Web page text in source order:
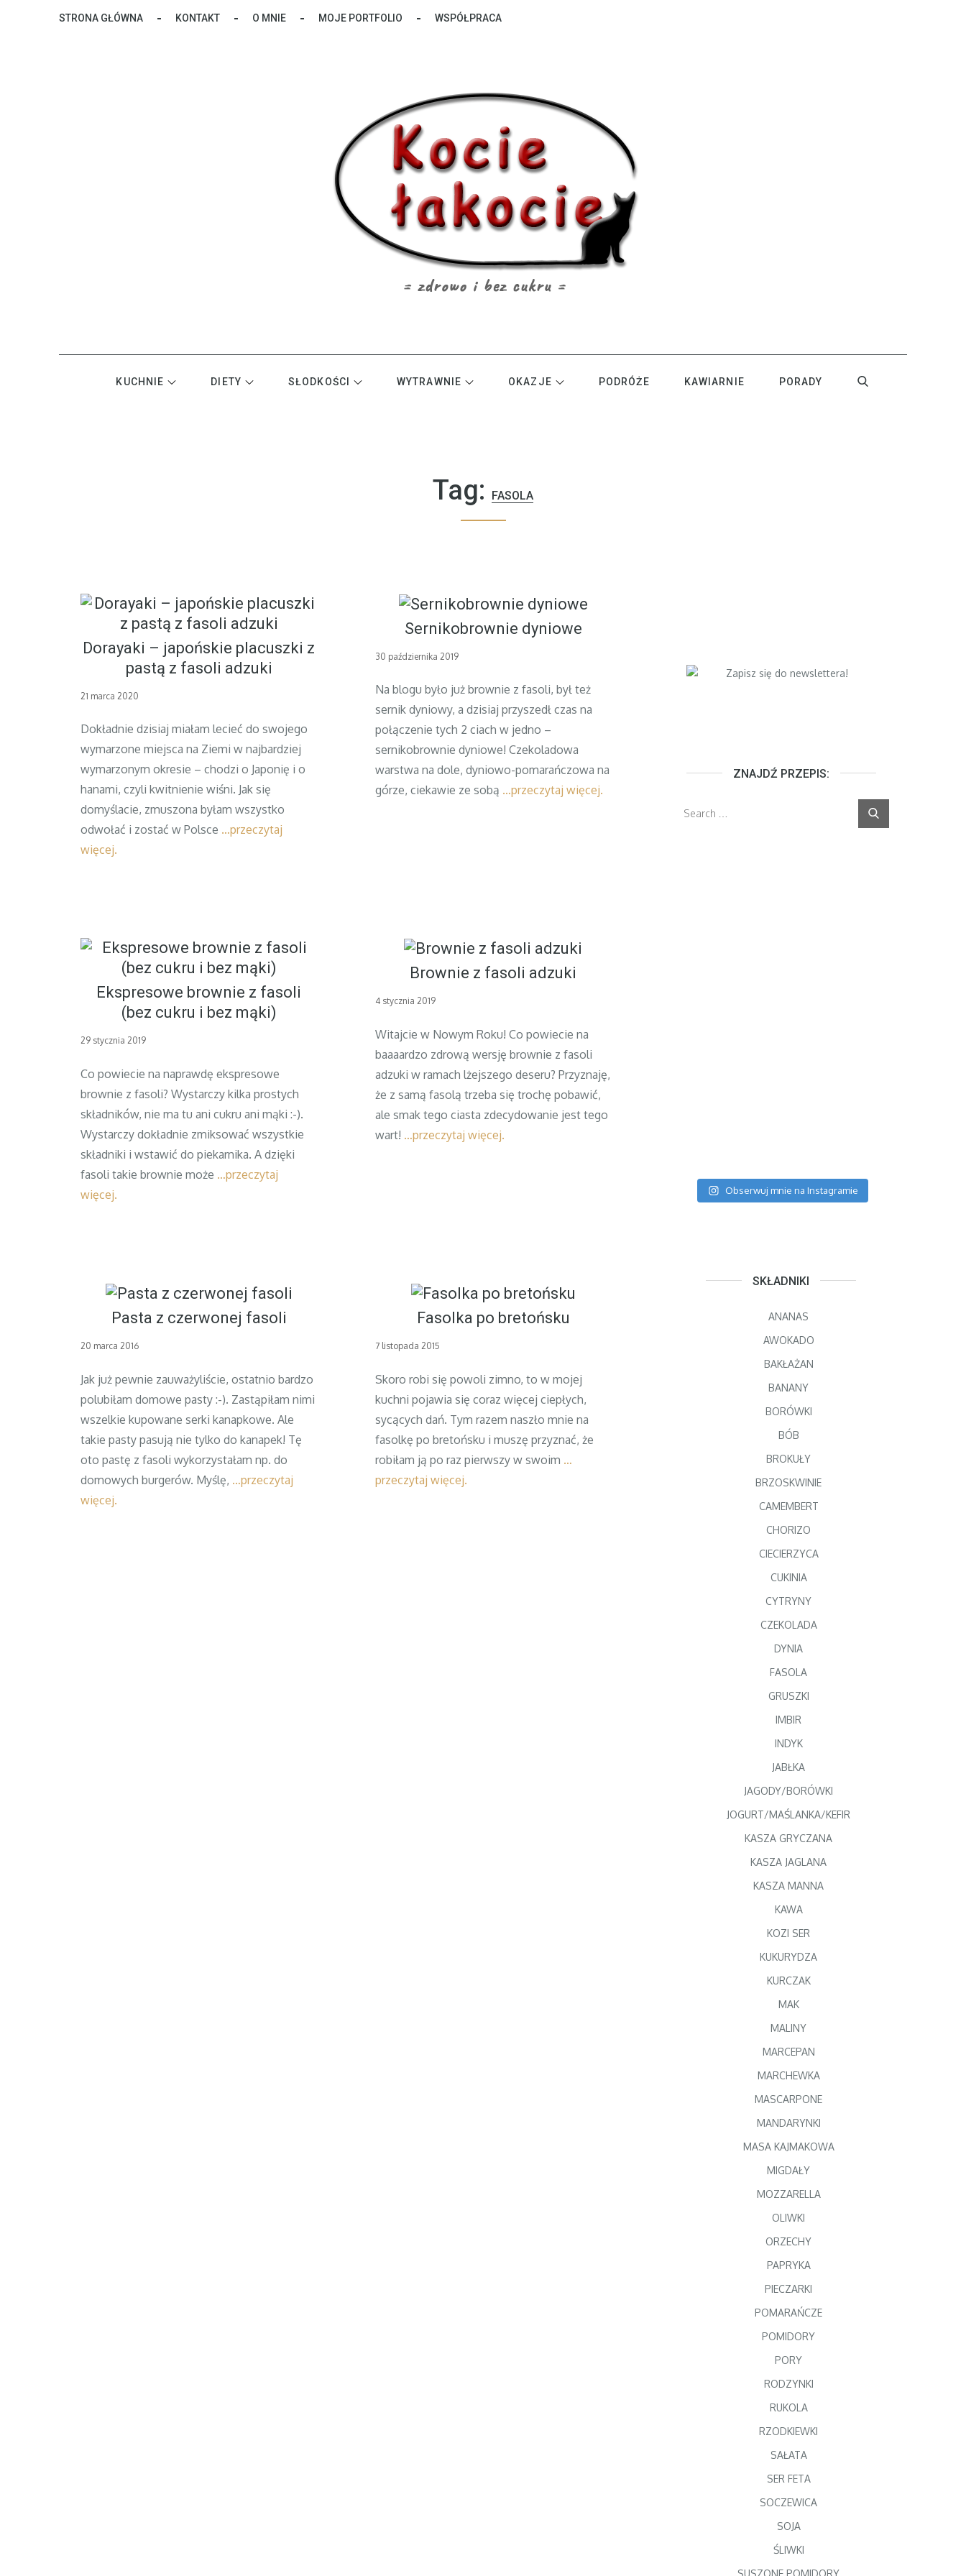
STRONA GŁÓWNA KONTAKT O MNIE MOJE PORTFOLIO WSPÓŁPRACA
KUCHNIE DIETY SŁODKOŚCI WYTRAWNIE OKAZJE PODRÓŻE KAWIARNIE PORADY
Tag: FASOLA
Dorayaki – japońskie placuszki z
pastą z fasoli adzuki
Posted
21 marca 2020
Dokładnie dzisiaj miałam lecieć do swojego
wymarzone miejsca na Ziemi w najbardziej
wymarzonym okresie – chodzi o Japonię i o
hanami, czyli kwitnienie wiśni. Jak się
domyślacie, zmuszona byłam wszystko
odwołać i zostać w Polsce …przeczytaj
więcej.
Sernikobrownie dyniowe
Posted
30 października 2019
Na blogu było już brownie z fasoli, był też
sernik dyniowy, a dzisiaj przyszedł czas na
połączenie tych 2 ciach w jedno –
sernikobrownie dyniowe! Czekoladowa
warstwa na dole, dyniowo-pomarańczowa na
górze, ciekawie ze sobą …przeczytaj więcej.
Ekspresowe brownie z fasoli
(bez cukru i bez mąki)
Posted
29 stycznia 2019
Co powiecie na naprawdę ekspresowe
brownie z fasoli? Wystarczy kilka prostych
składników, nie ma tu ani cukru ani mąki :-).
Wystarczy dokładnie zmiksować wszystkie
składniki i wstawić do piekarnika. A dzięki
fasoli takie brownie może …przeczytaj
więcej.
Brownie z fasoli adzuki
Posted
4 stycznia 2019
Witajcie w Nowym Roku! Co powiecie na
baaaardzo zdrową wersję brownie z fasoli
adzuki w ramach lżejszego deseru? Przyznaję,
że z samą fasolą trzeba się trochę pobawić,
ale smak tego ciasta zdecydowanie jest tego
wart! …przeczytaj więcej.
Pasta z czerwonej fasoli
Posted
20 marca 2016
Jak już pewnie zauważyliście, ostatnio bardzo
polubiłam domowe pasty :-). Zastąpiłam nimi
wszelkie kupowane serki kanapkowe. Ale
takie pasty pasują nie tylko do kanapek! Tę
oto pastę z fasoli wykorzystałam np. do
domowych burgerów. Myślę, …przeczytaj
więcej.
Fasolka po bretońsku
Posted
7 listopada 2015
Skoro robi się powoli zimno, to w mojej
kuchni pojawia się coraz więcej ciepłych,
sycących dań. Tym razem naszło mnie na
fasolkę po bretońsku i muszę przyznać, że
robiłam ją po raz pierwszy w swoim …
przeczytaj więcej.
ZNAJDŹ PRZEPIS:
Search
Obserwuj mnie na Instagramie
SKŁADNIKI
ANANAS
AWOKADO
BAKŁAŻAN
BANANY
BORÓWKI
BÓB
BROKUŁY
BRZOSKWINIE
CAMEMBERT
CHORIZO
CIECIERZYCA
CUKINIA
CYTRYNY
CZEKOLADA
DYNIA
FASOLA
GRUSZKI
IMBIR
INDYK
JABŁKA
JAGODY/BORÓWKI
JOGURT/MAŚLANKA/KEFIR
KASZA GRYCZANA
KASZA JAGLANA
KASZA MANNA
KAWA
KOZI SER
KUKURYDZA
KURCZAK
MAK
MALINY
MARCEPAN
MARCHEWKA
MASCARPONE
MANDARYNKI
MASA KAJMAKOWA
MIGDAŁY
MOZZARELLA
OLIWKI
ORZECHY
PAPRYKA
PIECZARKI
POMARAŃCZE
POMIDORY
PORY
RODZYNKI
RUKOLA
RZODKIEWKI
SAŁATA
SER FETA
SOCZEWICA
SOJA
ŚLIWKI